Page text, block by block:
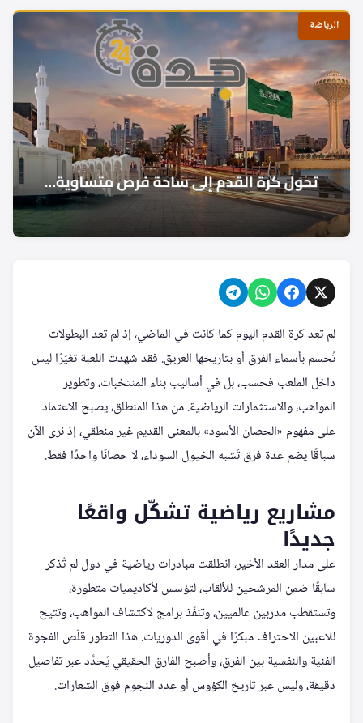
الرياضة
لم تعد كرة القدم اليوم كما كانت في الماضي، إذ لم تعد البطولات
تُحسم بأسماء الفرق أو بتاريخها العريق. فقد شهدت اللعبة تغيّرًا ليس
داخل الملعب فحسب، بل في أساليب بناء المنتخبات، وتطوير
المواهب، والاستثمارات الرياضية. من هذا المنطلق، يصبح الاعتماد
على مفهوم «الحصان الأسود» بالمعنى القديم غير منطقي، إذ نرى الآن
سباقًا يضم عدة فرق تُشبه الخيول السوداء، لا حصانًا واحدًا فقط.
مشاريع رياضية تشكّل واقعًا
جديدًا
على مدار العقد الأخير، انطلقت مبادرات رياضية في دول لم تُذكر
سابقًا ضمن المرشحين للألقاب، لتؤسس لأكاديميات متطورة،
وتستقطب مدربين عالميين، وتنفّذ برامج لاكتشاف المواهب، وتتيح
للاعبين الاحتراف مبكرًا في أقوى الدوريات. هذا التطور قلّص الفجوة
الفنية والنفسية بين الفرق، وأصبح الفارق الحقيقي يُحدَّد عبر تفاصيل
دقيقة، وليس عبر تاريخ الكؤوس أو عدد النجوم فوق الشعارات.